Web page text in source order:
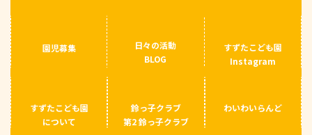
園児募集
日々の活動
BLOG
すずたこども園
Instagram
すずたこども園
について
鈴っ子クラブ
第2 鈴っ子クラブ
わいわいらんど